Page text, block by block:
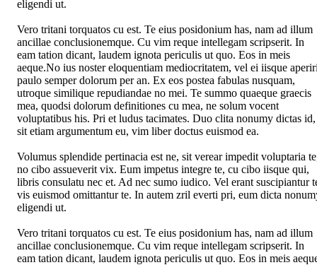
eligendi ut.
Vero tritani torquatos cu est. Te eius posidonium has, nam ad illum
ancillae conclusionemque. Cu vim reque intellegam scripserit. In
eam tation dicant, laudem ignota periculis ut quo. Eos in meis
aeque.No ius noster eloquentiam mediocritatem, vel ei iisque
paulo semper dolorum per an. Ex eos postea fabulas nusquam,
utroque similique repudiandae no mei. Te summo quaeque graecis
mea, quodsi dolorum definitiones cu mea, ne solum vocent
voluptatibus his. Pri et ludus tacimates. Duo clita nonumy dictas id,
sit etiam argumentum eu, vim liber doctus euismod ea.
Volumus splendide pertinacia est ne, sit verear impedit voluptaria
no cibo assueverit vix. Eum impetus integre te, cu cibo iisque qui,
libris consulatu nec et. Ad nec sumo iudico. Vel erant suscipiantur
vis euismod omittantur te. In autem zril everti pri, eum dicta
eligendi ut.
Vero tritani torquatos cu est. Te eius posidonium has, nam ad illum
ancillae conclusionemque. Cu vim reque intellegam scripserit. In
eam tation dicant, laudem ignota periculis ut quo. Eos in meis